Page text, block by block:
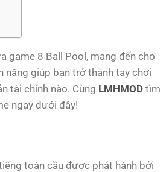
game 8 Ball Pool, mang đến cho
năng giúp bạn trở thành tay chơi
tài chính nào. Cùng LMHMOD tìm
ngay dưới đây!
toàn cầu được phát hành bởi